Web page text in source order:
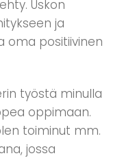
Uskon
ja
oma positiivinen
työstä minulla
oppimaan.
toiminut mm.
jossa